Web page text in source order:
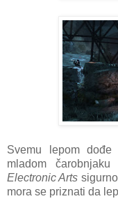
Svemu lepom
mladom
Electronic Arts
mora se priznati da